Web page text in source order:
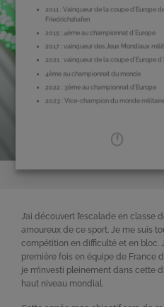
2011 : Vainqueur de la coupe d’Europe
Friedrichshafen
2015 : 4ème au championnat d’Europe
2017 : vainqueur des Jeux Mondiaux
2021 : vainqueur de la coupe d’Europe
4ème au championnat du monde
2022 : 3ème au championnat d’Europe
2023 : Vice-champion du monde militaire
J’ai découvert l’escalade en classe
amoureux de ce sport. Je me suis
compétition en difficulté et en bloc.
première fois en équipe de France
je m’investi pleinement dans cette
haut niveau mondial.